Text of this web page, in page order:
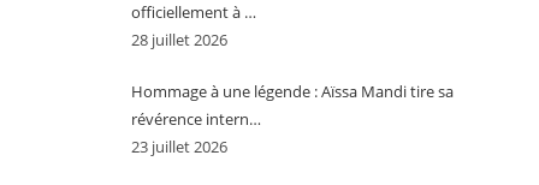
officiellement à …
28 juillet 2026
Hommage à une légende : Aïssa Mandi tire sa
révérence intern…
23 juillet 2026